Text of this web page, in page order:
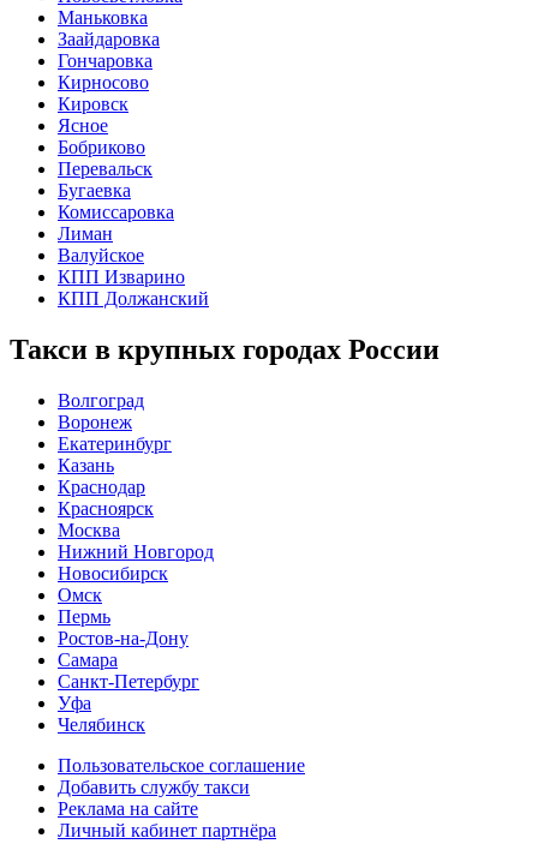
Маньковка
Заайдаровка
Гончаровка
Кирносово
Кировск
Ясное
Бобриково
Перевальск
Бугаевка
Комиссаровка
Лиман
Валуйское
КПП Изварино
КПП Должанский
Такси в крупных городах России
Волгоград
Воронеж
Екатеринбург
Казань
Краснодар
Красноярск
Москва
Нижний Новгород
Новосибирск
Омск
Пермь
Ростов-на-Дону
Самара
Санкт-Петербург
Уфа
Челябинск
Пользовательское соглашение
Добавить службу такси
Реклама на сайте
Личный кабинет партнёра